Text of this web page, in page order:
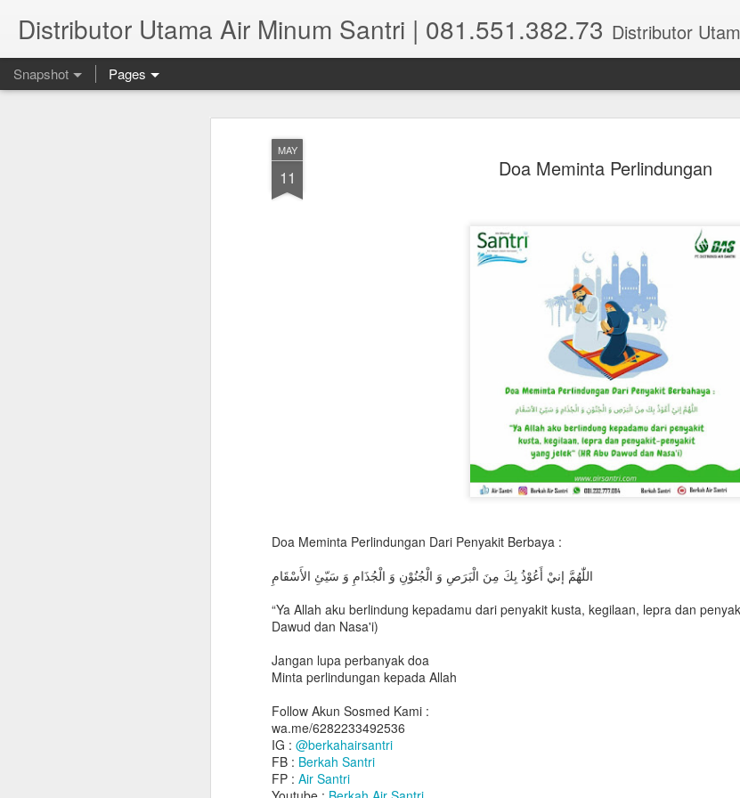
MAY
11 Doa Meminta Perlindungan
Doa Meminta Perlindungan Dari Penyakit Berbaya :
اللّٰهُمَّ إنيْ أَعُوْذُ بِكَ مِنَ الْبَرَصِ وَ الْجُنُوْنِ وَ الْجُذَامِ وَ سَيّئِ الأَسْقَامِ
“Ya Allah aku berlindung kepadamu dari penyakit kusta, kegilaan, lepra dan
Dawud dan Nasa'i)
Jangan lupa perbanyak doa
Minta perlindungan kepada Allah
Follow Akun Sosmed Kami :
wa.me/6282233492536
IG : @berkahairsantri
FB : Berkah Santri
FP : Air Santri
Distributor Utama Air Minum Santri | 081.551.382.73 Distributor Utama Air Mineral Santri Indonesia
Snapshot Pages